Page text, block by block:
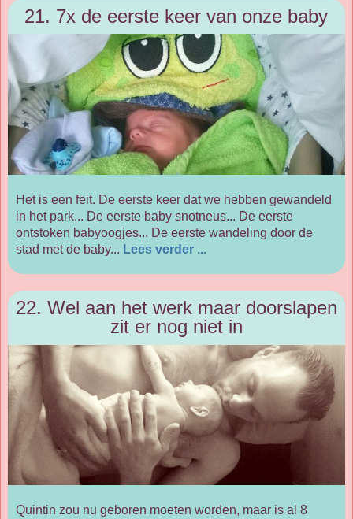
21. 7x de eerste keer van onze baby
Het is een feit. De eerste keer dat we hebben gewandeld
in het park... De eerste baby snotneus... De eerste
ontstoken babyoogjes... De eerste wandeling door de
stad met de baby... Lees verder ...
22. Wel aan het werk maar doorslapen
zit er nog niet in
Quintin zou nu geboren moeten worden, maar is al 8